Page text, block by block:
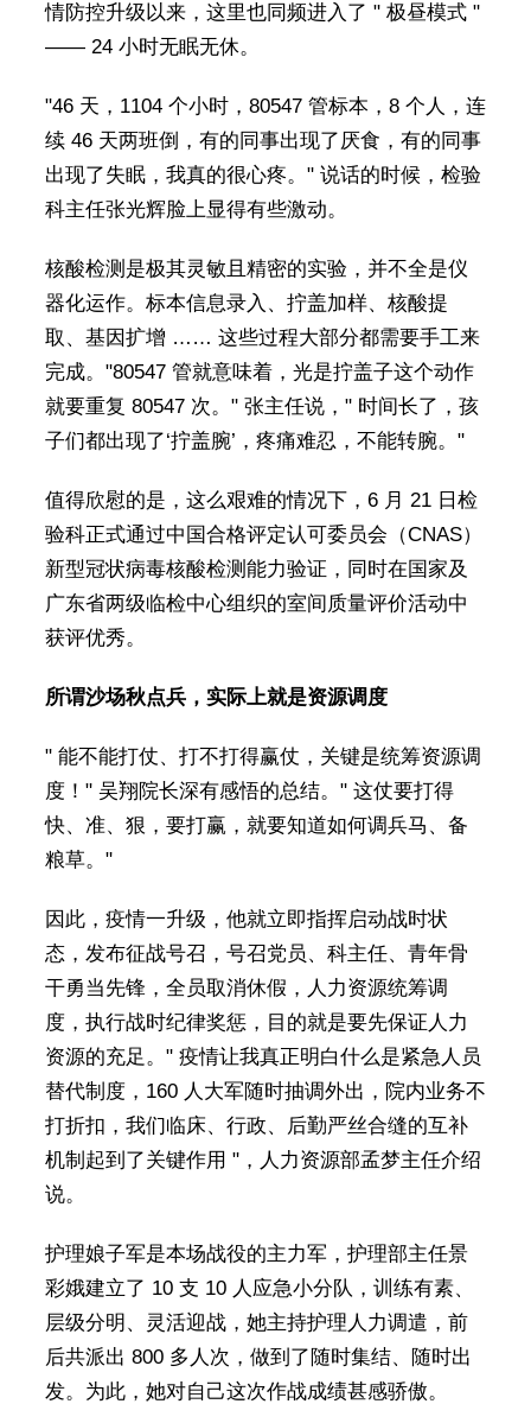
情防控升级以来，这里也同频进入了 " 极昼模式 "
—— 24 小时无眠无休。
"46 天，1104 个小时，80547 管标本，8 个人，连
续 46 天两班倒，有的同事出现了厌食，有的同事
出现了失眠，我真的很心疼。" 说话的时候，检验
科主任张光辉脸上显得有些激动。
核酸检测是极其灵敏且精密的实验，并不全是仪
器化运作。标本信息录入、拧盖加样、核酸提
取、基因扩增 …… 这些过程大部分都需要手工来
完成。"80547 管就意味着，光是拧盖子这个动作
就要重复 80547 次。" 张主任说，" 时间长了，孩
子们都出现了‘拧盖腕’，疼痛难忍，不能转腕。"
值得欣慰的是，这么艰难的情况下，6 月 21 日检
验科正式通过中国合格评定认可委员会（CNAS）
新型冠状病毒核酸检测能力验证，同时在国家及
广东省两级临检中心组织的室间质量评价活动中
获评优秀。
所谓沙场秋点兵，实际上就是资源调度
" 能不能打仗、打不打得赢仗，关键是统筹资源调
度！" 吴翔院长深有感悟的总结。" 这仗要打得
快、准、狠，要打赢，就要知道如何调兵马、备
粮草。"
因此，疫情一升级，他就立即指挥启动战时状
态，发布征战号召，号召党员、科主任、青年骨
干勇当先锋，全员取消休假，人力资源统筹调
度，执行战时纪律奖惩，目的就是要先保证人力
资源的充足。" 疫情让我真正明白什么是紧急人员
替代制度，160 人大军随时抽调外出，院内业务不
打折扣，我们临床、行政、后勤严丝合缝的互补
机制起到了关键作用 "，人力资源部孟梦主任介绍
说。
护理娘子军是本场战役的主力军，护理部主任景
彩娥建立了 10 支 10 人应急小分队，训练有素、
层级分明、灵活迎战，她主持护理人力调遣，前
后共派出 800 多人次，做到了随时集结、随时出
发。为此，她对自己这次作战成绩甚感骄傲。